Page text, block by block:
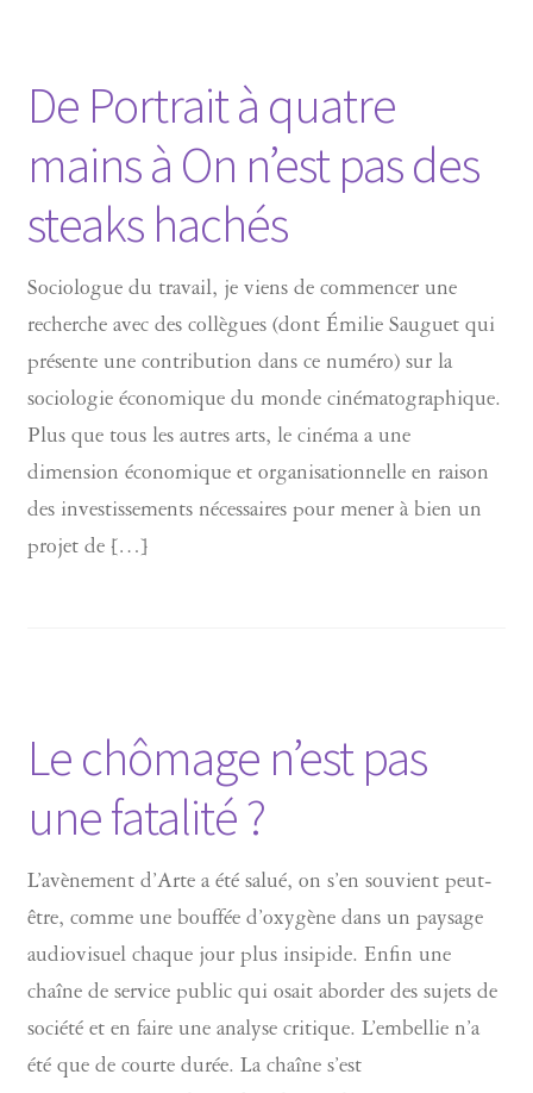
De Portrait à quatre
mains à On n’est pas des
steaks hachés
Sociologue du travail, je viens de commencer une
recherche avec des collègues (dont Émilie Sauguet qui
présente une contribution dans ce numéro) sur la
sociologie économique du monde cinématographique.
Plus que tous les autres arts, le cinéma a une
dimension économique et organisationnelle en raison
des investissements nécessaires pour mener à bien un
projet de […]
Le chômage n’est pas
une fatalité ?
L’avènement d’Arte a été salué, on s’en souvient peut-
être, comme une bouffée d’oxygène dans un paysage
audiovisuel chaque jour plus insipide. Enfin une
chaîne de service public qui osait aborder des sujets de
société et en faire une analyse critique. L’embellie n’a
été que de courte durée. La chaîne s’est